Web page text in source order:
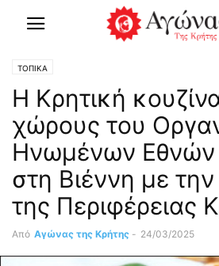
ΤΟΠΙΚΑ
Η Κρητική
χώρους του
Ηνωμένων
στη Βιέννη με την
της Περιφέρειας
Από Αγώνας της Κρήτης - 24/03/2025